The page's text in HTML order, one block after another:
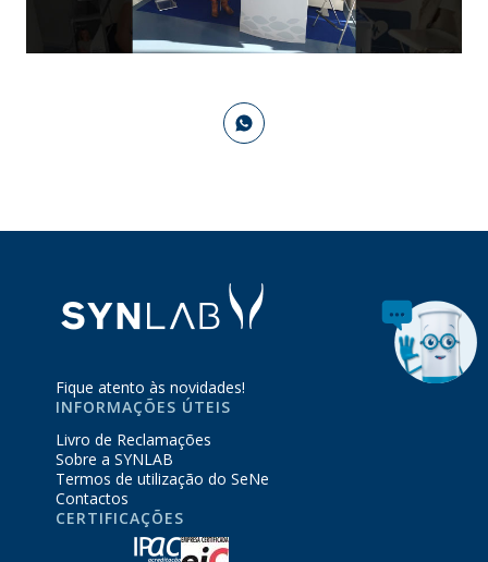
Fique atento às novidades!
INFORMAÇÕES ÚTEIS
Livro de Reclamações
Sobre a SYNLAB
Termos de utilização do SeNe
Contactos
CERTIFICAÇÕES